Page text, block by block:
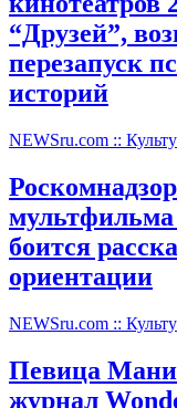
“Друзей”,
перезапуск
историй
NEWSru.com ::
мультфильма
боится
ориентации
NEWSru.com ::
Певица
журнал